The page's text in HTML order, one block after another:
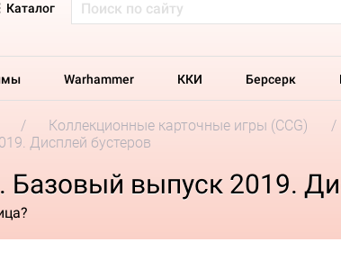
Каталог
Warhammer ККИ Берсерк
Коллекционные карточные игры (CCG)
Дисплей бустеров
выпуск 2019.